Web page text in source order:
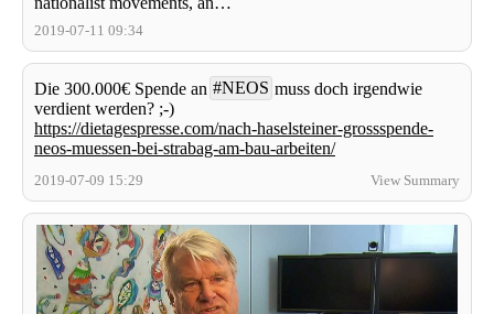
2019-07-11 09:34
Die 300.000€ Spende an #NEOS muss doch irgendwie
verdient werden? ;-)
https://dietagespresse.com/nach-haselsteiner-grossspende-
neos-muessen-bei-strabag-am-bau-arbeiten/
2019-07-09 15:29 View Summary